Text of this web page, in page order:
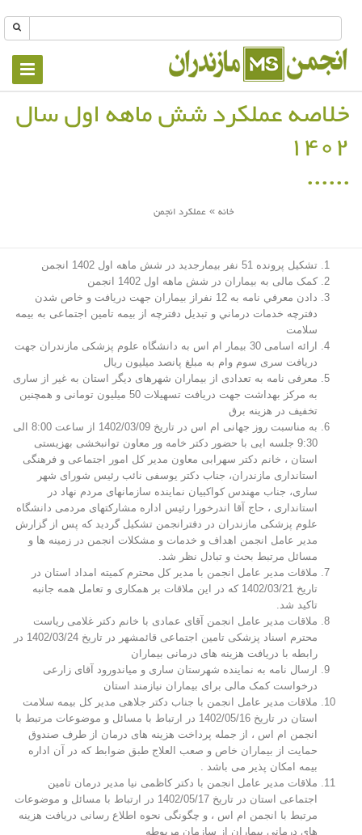
Toggle
خلاصه عملکرد شش ماهه اول سال
1402
خانه »عملکرد انجمن
تشكيل پرونده 51 نفر بيمارجديد در شش ماهه اول 1402 انجمن
کمک مالی به بیماران در شش ماهه اول 1402 انجمن
دادن معرفي نامه به 12 نفراز بیماران جهت دريافت و خاص شدن
دفترچه خدمات درماني و تبدیل دفترچه از بیمه تامین اجتماعی به بیمه
سلامت
ارائه اسامی 30 بیمار ام اس به دانشگاه علوم پزشکی مازندران جهت
دریافت سری سوم وام به مبلغ پانصد میلیون ریال
معرفی نامه به تعدادی از بیماران شهرهای دیگر استان به غیر از ساری
به مرکز بهداشت جهت دریافت تسهیلات 50 میلیون تومانی و همچنین
تخفیف در هزینه برق
به مناسبت روز جهانی ام اس در تاریخ 1402/03/09 از ساعت 8:00 الی
9:30 جلسه ایی با حضور دکتر خامه ور معاون توانبخشی بهزیستی
استان ، خانم دکتر سهرابی معاون مدیر کل امور اجتماعی و فرهنگی
استانداری مازندران، جناب دکتر یوسفی نائب رئیس شورای شهر
ساری، جناب مهندس کواکبیان نماینده سازمانهای مردم نهاد در
استانداری ، حاج آقا اندرخورا رئیس اداره مشارکتهای مردمی دانشگاه
علوم پزشکی مازندران در دفترانجمن تشکیل گردید که پس از گزارش
مدیر عامل انجمن اهداف و خدمات و مشکلات انجمن در زمینه ها و
مسائل مرتبط بحث و تبادل نظر شد.
ملاقات مدیر عامل انجمن با مدیر کل محترم کمیته امداد استان در
تاریخ 1402/03/21 که در این ملاقات بر همکاری و تعامل همه جانبه
تاکید شد.
ملاقات مدیر عامل انجمن آقای عمادی با خانم دکتر غلامی ریاست
محترم اسناد پزشکی تامین اجتماعی قائمشهر در تاریخ 1402/03/24 در
رابطه با دریافت هزینه های درمانی بیماران
ارسال نامه به نماینده شهرستان ساری و میاندورود آقای زارعی
درخواست کمک مالی برای بیماران نیازمند استان
ملاقات مدیر عامل انجمن با جناب دکتر جلاهی مدیر کل بیمه سلامت
استان در تاریخ 1402/05/16 در ارتباط با مسائل و موضوعات مرتبط با
انجمن ام اس ، از جمله پرداخت هزینه های درمان از طرف صندوق
حمایت از بیماران خاص و صعب العلاج طبق ضوابط که در آن اداره
بیمه امکان پذیر می باشد .
ملاقات مدیر عامل انجمن با دکتر کاظمی نیا مدیر درمان تامین
اجتماعی استان در تاریخ 1402/05/17 در ارتباط با مسائل و موضوعات
مرتبط با انجمن ام اس ، و چگونگی نحوه اطلاع رسانی دریافت هزینه
های درمانی بیماران از سازمان مربوطه